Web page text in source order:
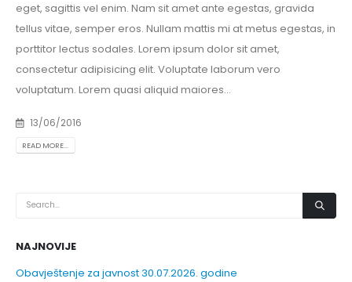
eget, sagittis vel enim. Nam sit amet ante egestas, gravida
tellus vitae, semper eros. Nullam mattis mi at metus egestas, in
porttitor lectus sodales. Lorem ipsum dolor sit amet,
consectetur adipisicing elit. Voluptate laborum vero
voluptatum. Lorem quasi aliquid maiores...
13/06/2016
READ MORE...
NAJNOVIJE
Obavještenje za javnost 30.07.2026. godine